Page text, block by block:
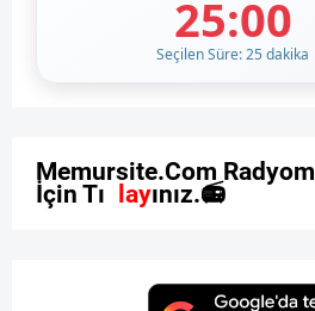
25:00
Seçilen Süre: 25 dakika
Memursite.Com Radyom
İçin Tı ayınız.